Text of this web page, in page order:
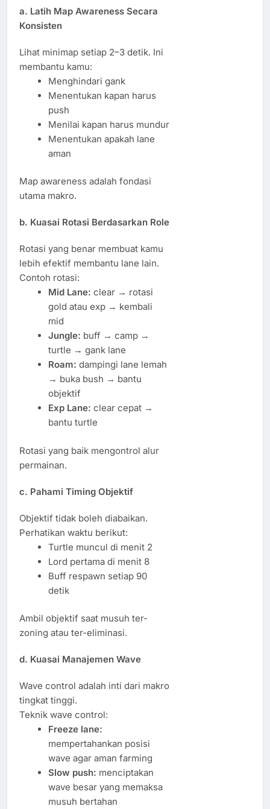
a. Latih Map Awareness Secara
Konsisten
Lihat minimap setiap 2–3 detik. Ini
membantu kamu:
Menghindari gank
Menentukan kapan harus
push
Menilai kapan harus mundur
Menentukan apakah lane
aman
Map awareness adalah fondasi
utama makro.
b. Kuasai Rotasi Berdasarkan Role
Rotasi yang benar membuat kamu
lebih efektif membantu lane lain.
Contoh rotasi:
Mid Lane: clear → rotasi
gold atau exp → kembali
mid
Jungle: buff → camp →
turtle → gank lane
Roam: dampingi lane lemah
→ buka bush → bantu
objektif
Exp Lane: clear cepat →
bantu turtle
Rotasi yang baik mengontrol alur
permainan.
c. Pahami Timing Objektif
Objektif tidak boleh diabaikan.
Perhatikan waktu berikut:
Turtle muncul di menit 2
Lord pertama di menit 8
Buff respawn setiap 90
detik
Ambil objektif saat musuh ter-
zoning atau ter-eliminasi.
d. Kuasai Manajemen Wave
Wave control adalah inti dari makro
tingkat tinggi.
Teknik wave control:
Freeze lane:
mempertahankan posisi
wave agar aman farming
Slow push: menciptakan
wave besar yang memaksa
musuh bertahan